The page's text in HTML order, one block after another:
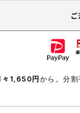
々1,650円から。分